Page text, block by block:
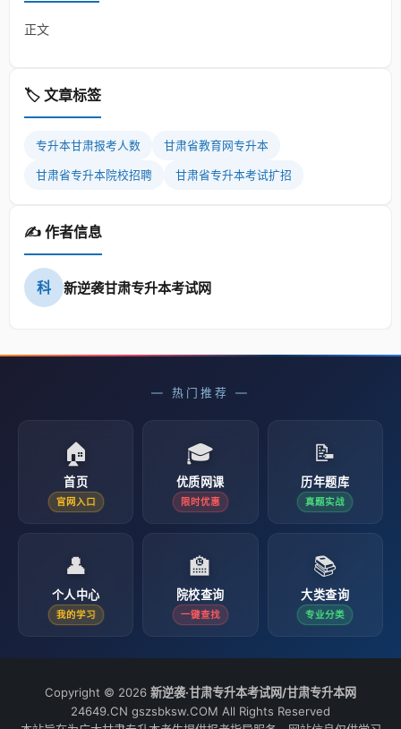
正文
🏷️ 文章标签
专升本甘肃报考人数 甘肃省教育网专升本
甘肃省专升本院校招聘 甘肃省专升本考试扩招
✍️ 作者信息
科 新逆袭甘肃专升本考试网
— 热门推荐 —
🏠
首页
官网入口
🎓
优质网课
限时优惠
📝
历年题库
真题实战
👤
个人中心
我的学习
🏫
院校查询
一键查找
📚
大类查询
专业分类
Copyright © 2026 新逆袭·甘肃专升本考试网/甘肃专升本网
24649.CN gszsbksw.COM All Rights Reserved